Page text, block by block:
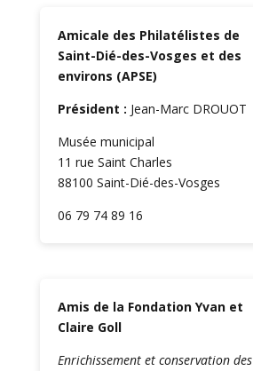
Amicale des Philatélistes de
Saint-Dié-des-Vosges et des
environs (APSE)
Président : Jean-Marc DROUOT
Musée municipal
11 rue Saint Charles
88100 Saint-Dié-des-Vosges
06 79 74 89 16
Amis de la Fondation Yvan et
Claire Goll
Enrichissement et conservation des